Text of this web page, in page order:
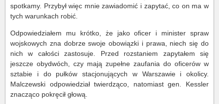
spotkamy. Przybył więc mnie zawiadomić i zapytać, co on ma w
tych warunkach robić.
Odpowiedziałem mu krótko, że jako oficer i minister spraw
wojskowych zna dobrze swoje obowiązki i prawa, niech się do
nich w całości zastosuje. Przed rozstaniem zapytałem się
jeszcze obydwóch, czy mają zupełne zaufania do oficerów w
sztabie i do pułków stacjonujących w Warszawie i okolicy.
Malczewski odpowiedział twierdząco, natomiast gen. Kessler
znacząco pokręcił głową.